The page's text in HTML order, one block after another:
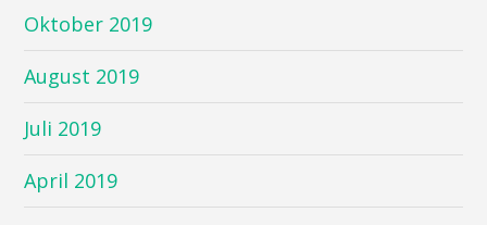
Oktober 2019
August 2019
Juli 2019
April 2019